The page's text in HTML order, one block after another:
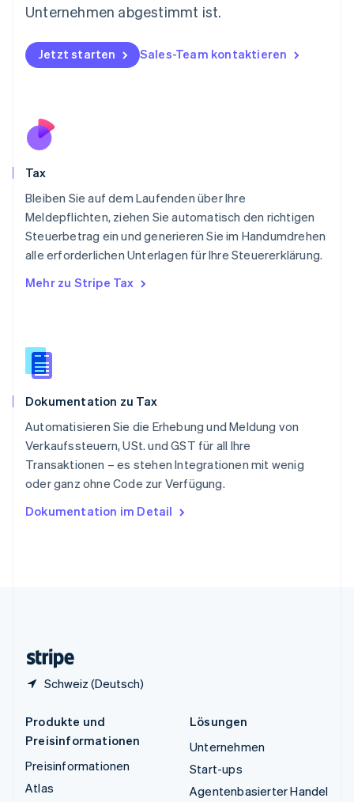
Unternehmen abgestimmt ist.
Jetzt starten Sales-Team kontaktieren
Tax
Bleiben Sie auf dem Laufenden über Ihre
Meldepflichten, ziehen Sie automatisch den richtigen
Steuerbetrag ein und generieren Sie im Handumdrehen
alle erforderlichen Unterlagen für Ihre Steuererklärung.
Mehr zu Stripe Tax
Dokumentation zu Tax
Automatisieren Sie die Erhebung und Meldung von
Verkaufssteuern, USt. und GST für all Ihre
Transaktionen – es stehen Integrationen mit wenig
oder ganz ohne Code zur Verfügung.
Dokumentation im Detail
Schweiz (Deutsch)
NederlandsEnglish
English
Österreich
Portugal
Português
Schweden
Schweiz
DeutschFrançaisItalianoEnglish
Singapur
Slowakei
Sonderverwaltungsregion Hongkong,
China
Spanien
EspañolEnglish
Thailand
Tschechische Republik
English
English
Produkte und
Preisinformationen
Preisinformationen
Atlas
Lösungen
Unternehmen
Start-ups
Agentenbasierter Handel